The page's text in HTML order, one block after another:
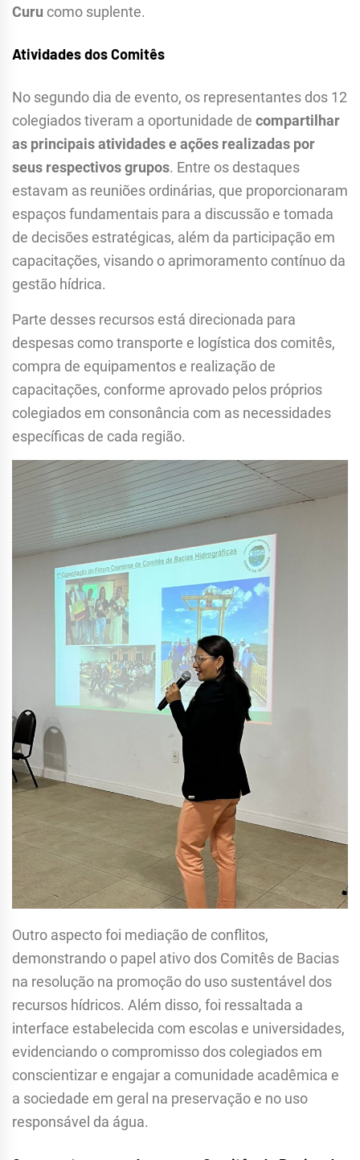
Curu como suplente.
Atividades dos Comitês
No segundo dia de evento, os representantes dos 12
colegiados tiveram a oportunidade de compartilhar
as principais atividades e ações realizadas por
seus respectivos grupos. Entre os destaques
estavam as reuniões ordinárias, que proporcionaram
espaços fundamentais para a discussão e tomada
de decisões estratégicas, além da participação em
capacitações, visando o aprimoramento contínuo da
gestão hídrica.
Parte desses recursos está direcionada para
despesas como transporte e logística dos comitês,
compra de equipamentos e realização de
capacitações, conforme aprovado pelos próprios
colegiados em consonância com as necessidades
específicas de cada região.
Outro aspecto foi mediação de conflitos,
demonstrando o papel ativo dos Comitês de Bacias
na resolução na promoção do uso sustentável dos
recursos hídricos. Além disso, foi ressaltada a
interface estabelecida com escolas e universidades,
evidenciando o compromisso dos colegiados em
conscientizar e engajar a comunidade acadêmica e
a sociedade em geral na preservação e no uso
responsável da água.